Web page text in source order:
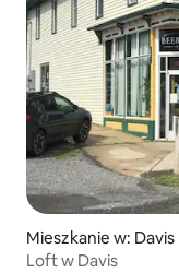
Mieszkanie w: Davis
Loft w Davis